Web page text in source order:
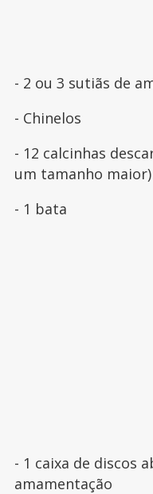
- 2 ou 3 sutiãs de
- Chinelos
- 12 calcinhas
um tamanho maior)
- 1 bata
- 1 caixa de discos
amamentação